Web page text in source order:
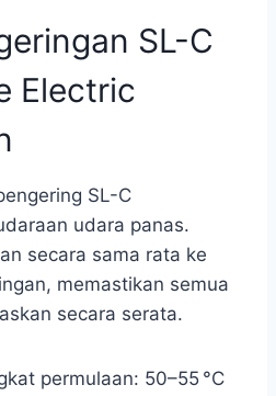
SL-C
Electric
SL-C
udara panas.
secara sama rata ke
memastikan semua
secara serata.
permulaan: 50–55 °C